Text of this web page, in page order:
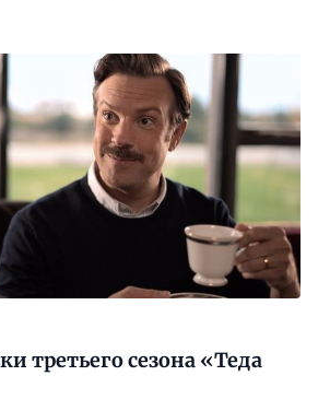
третьего сезона «Теда